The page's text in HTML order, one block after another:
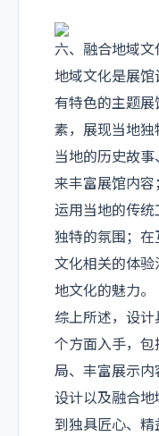
六、融合地域文
地域文化是展
有特色的主题
素，展现当地
当地的历史故
来丰富展馆内
运用当地的传
独特的氛围；
文化相关的体
地文化的魅力。
综上所述，设
个方面入手，
局、丰富展示
设计以及融合
到独具匠心、